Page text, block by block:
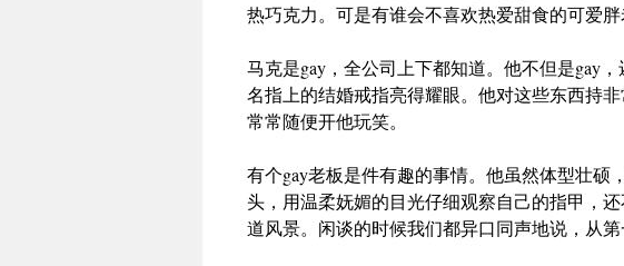
热巧克力。可是有谁会不喜欢热爱甜食的可爱胖
马克是gay，全公司上下都知道。他不但是gay
名指上的结婚戒指亮得耀眼。他对这些东西持
常常随便开他玩笑。
有个gay老板是件有趣的事情。他虽然体型壮硕
头，用温柔妩媚的目光仔细观察自己的指甲，
道风景。闲谈的时候我们都异口同声地说，从